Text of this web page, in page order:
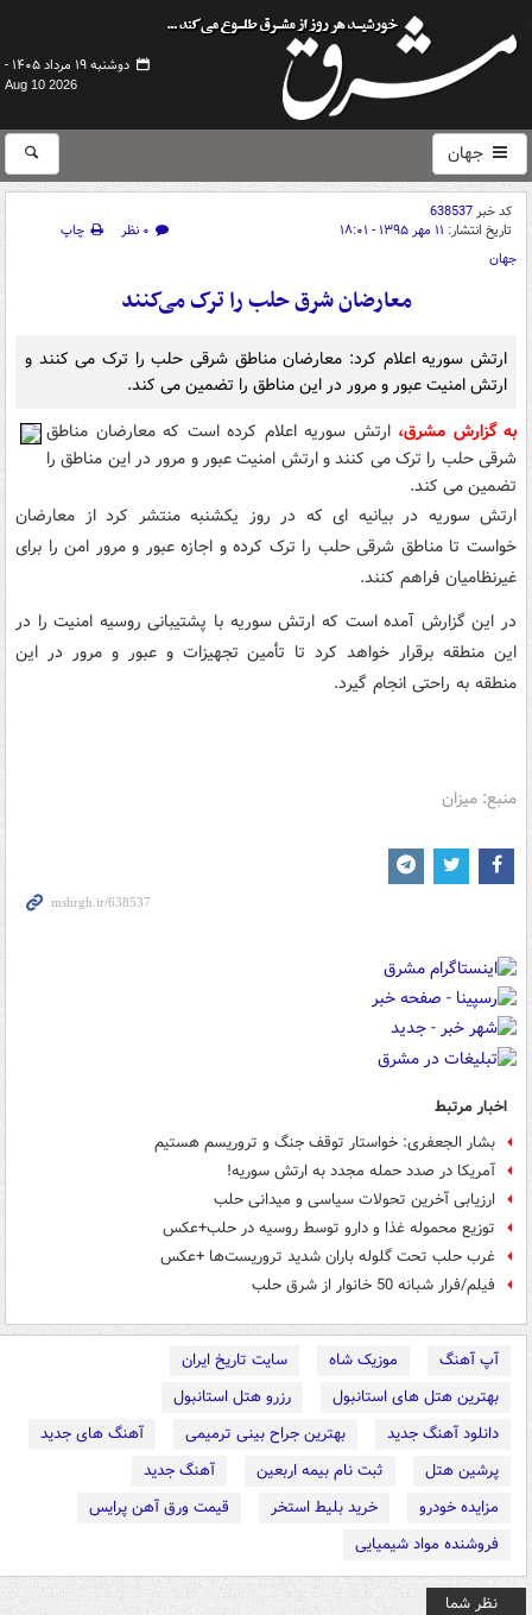
دوشنبه ۱۹ مرداد ۱۴۰۵ -
Aug 10 2026
جهان
کد خبر638537
تاریخ انتشار: ۱۱ مهر ۱۳۹۵ - ۱۸:۰۱ ۰ نظر
چاپ
جهان
معارضان شرق حلب را ترک می‌کنند
ارتش سوریه اعلام کرد: معارضان مناطق شرقی حلب را ترک می کنند و
ارتش امنیت عبور و مرور در این مناطق را تضمین می کند.
به گزارش مشرق، ارتش سوریه اعلام کرده است که معارضان مناطق
شرقی حلب را ترک می کنند و ارتش امنیت عبور و مرور در این مناطق را
تضمین می کند.
ارتش سوریه در بیانیه ای که در روز یکشنبه منتشر کرد از معارضان
خواست تا مناطق شرقی حلب را ترک کرده و اجازه عبور و مرور امن را برای
غیرنظامیان فراهم کنند.
در این گزارش آمده است که ارتش سوریه با پشتیبانی روسیه امنیت را در
این منطقه برقرار خواهد کرد تا تأمین تجهیزات و عبور و مرور در این
منطقه به راحتی انجام گیرد.
منبع: میزان
اخبار مرتبط
بشار الجعفری: خواستار توقف جنگ و تروریسم هستیم
آمریکا در صدد حمله مجدد به ارتش سوریه!
ارزیابی آخرین تحولات سیاسی و میدانی حلب
توزیع محموله غذا و دارو توسط روسیه در حلب+عکس
غرب حلب تحت گلوله باران شدید تروریست‌ها +عکس
فیلم/فرار شبانه 50 خانوار از شرق حلب
آپ آهنگ موزیک شاه
سایت تاریخ ایران
بهترین هتل های استانبول
رزرو هتل استانبول
دانلود آهنگ جدید
بهترین جراح بینی ترمیمی
آهنگ های جدید
پرشین هتل
ثبت نام بیمه اربعین
آهنگ جدید
مزایده خودرو
خرید بلیط استخر
قیمت ورق آهن پرایس
فروشنده مواد شیمیایی
نظر شما